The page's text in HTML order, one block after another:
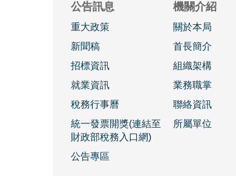
公告訊息
重大政策
新聞稿
招標資訊
就業資訊
稅務行事曆
統一發票開獎(連結至
財政部稅務入口網)
公告專區
機關介紹
關於本局
首長簡介
組織架構
業務職掌
聯絡資訊
所屬單位